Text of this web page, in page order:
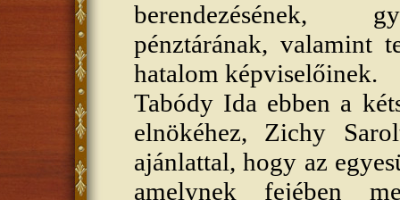
berendezésének,
pénztárának, valamint
hatalom képviselőinek.
Tabódy Ida ebben a
elnökéhez, Zichy
ajánlattal, hogy az
amelynek fejében